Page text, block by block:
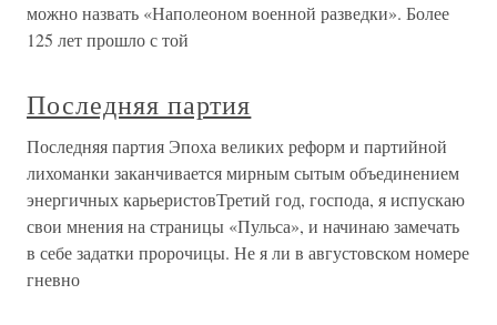
можно назвать «Наполеоном военной разведки». Более
125 лет прошло с той
Последняя партия
Последняя партия Эпоха великих реформ и партийной
лихоманки заканчивается мирным сытым объединением
энергичных карьеристовТретий год, господа, я испускаю
свои мнения на страницы «Пульса», и начинаю замечать
в себе задатки пророчицы. Не я ли в августовском номере
гневно